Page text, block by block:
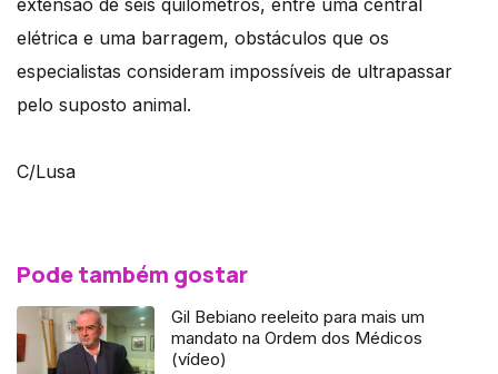
extensão de seis quilómetros, entre uma central
elétrica e uma barragem, obstáculos que os
especialistas consideram impossíveis de ultrapassar
pelo suposto animal.
C/Lusa
Pode também gostar
Gil Bebiano reeleito para mais um
mandato na Ordem dos Médicos
(vídeo)